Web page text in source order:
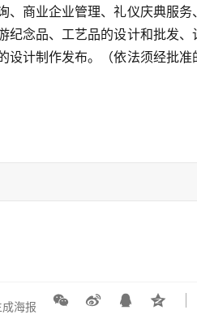
、商业企业管理、礼仪庆典服务
纪念品、工艺品的设计和批发、
设计制作发布。（依法须经批准
成海报